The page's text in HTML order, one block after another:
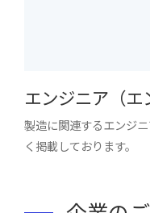
エンジニア（エ
製造に関連するエンジ
く掲載しております。